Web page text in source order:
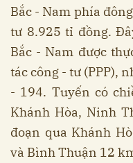
Bắc - Nam phía
tư 8.925 tỉ đồng.
Bắc - Nam được
tác công - tư (PPP),
- 194. Tuyến có
Khánh Hòa, Ninh
đoạn qua Khánh
và Bình Thuận 12